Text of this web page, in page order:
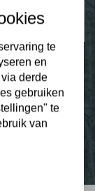
te
en
derde
gebruiken
te
van